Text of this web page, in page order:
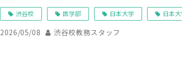
渋谷校 医学部 日本大学 日本
2026/05/08 渋谷校教務スタッフ